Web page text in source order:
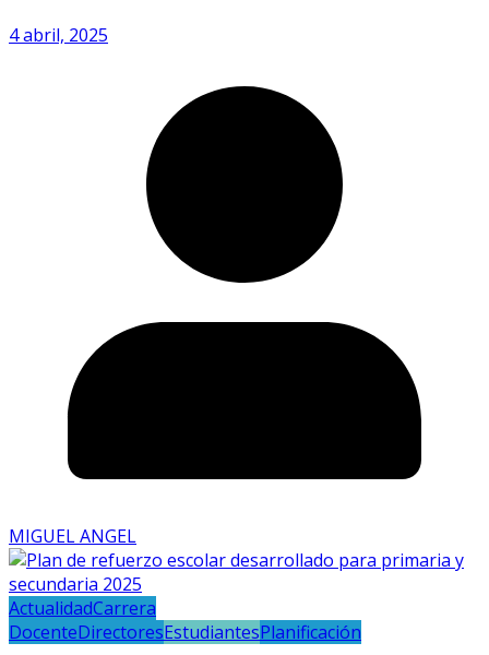
4 abril, 2025
MIGUEL ANGEL
ActualidadCarrera
DocenteDirectoresEstudiantesPlanificación